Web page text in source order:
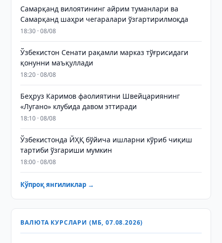
Самарқанд вилоятининг айрим туманлари ва
Самарқанд шаҳри чегаралари ўзгартирилмоқда
18:30 · 08/08
Ўзбекистон Сенати рақамли марказ тўғрисидаги
қонунни маъқуллади
18:20 · 08/08
Беҳруз Каримов фаолиятини Швейцариянинг
«Лугано» клубида давом эттиради
18:10 · 08/08
Ўзбекистонда ЙҲҚ бўйича ишларни кўриб чиқиш
тартиби ўзгариши мумкин
18:00 · 08/08
Кўпроқ янгиликлар →
ВАЛЮТА КУРСЛАРИ (МБ, 07.08.2026)